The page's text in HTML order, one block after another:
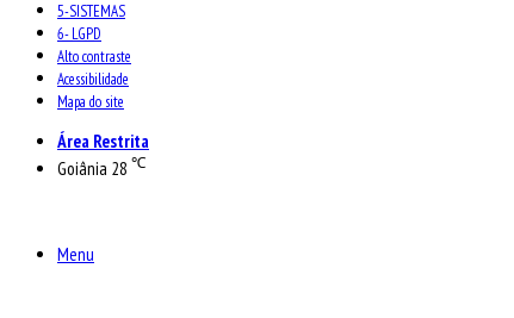
5-SISTEMAS
6- LGPD
Alto contraste
Acessibilidade
Mapa do site
Área Restrita
Goiânia 28 ℃
Menu